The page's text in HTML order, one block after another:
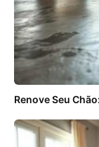
Renove Seu